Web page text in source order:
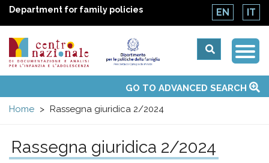
Department for family policies EN IT
Centro
nazionale
di
menuTopics
Activities
UN Convention
National ObservatoriesGO TO ADVANCED SEARCH
Home
Rassegna giuridica 2/2024
Rassegna giuridica 2/2024